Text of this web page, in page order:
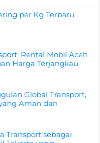
per Kg Terbaru
Rental Mobil Aceh
Harga Terjangkau
Global Transport,
Aman dan
Transport sebagai